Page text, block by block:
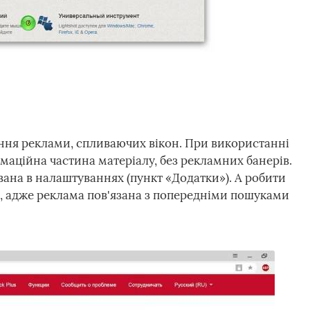
реклами, спливаючих вікон. При використанні
частина матеріалу, без рекламних банерів.
в налаштуваннях (пункт «Додатки»). А робити
адже реклама пов'язана з попередніми пошуками